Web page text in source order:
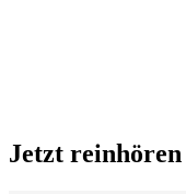
Jetzt reinhören